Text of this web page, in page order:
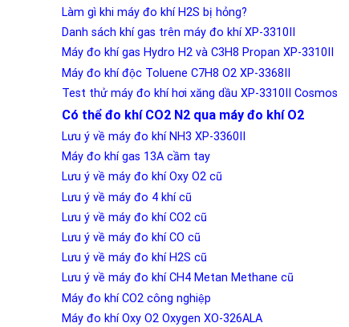
Làm gì khi máy đo khí H2S bị hỏng?
Danh sách khí gas trên máy đo khí XP-3310II
Máy đo khí gas Hydro H2 và C3H8 Propan XP-3310II
Máy đo khí độc Toluene C7H8 O2 XP-3368II
Test thử máy đo khí hơi xăng dầu XP-3310II Cosmos
Có thể đo khí CO2 N2 qua máy đo khí O2
Lưu ý về máy đo khí NH3 XP-3360II
Máy đo khí gas 13A cầm tay
Lưu ý về máy đo khí Oxy O2 cũ
Lưu ý về máy đo 4 khí cũ
Lưu ý về máy đo khí CO2 cũ
Lưu ý về máy đo khí CO cũ
Lưu ý về máy đo khí H2S cũ
Lưu ý về máy đo khí CH4 Metan Methane cũ
Máy đo khí CO2 công nghiệp
Máy đo khí Oxy O2 Oxygen XO-326ALA